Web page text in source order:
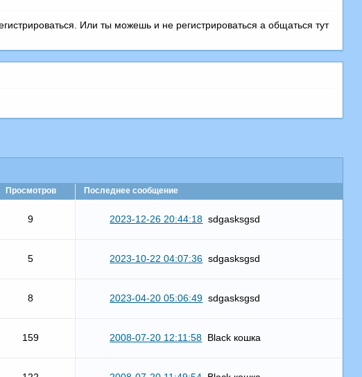
Или ты можешь и не регистрироваться а общаться тут
Просмотров Последнее сообщение
9 2023-12-26 20:44:18 sdgasksgsd
5 2023-10-22 04:07:36 sdgasksgsd
8 2023-04-20 05:06:49 sdgasksgsd
159 2008-07-20 12:11:58 Black кошка